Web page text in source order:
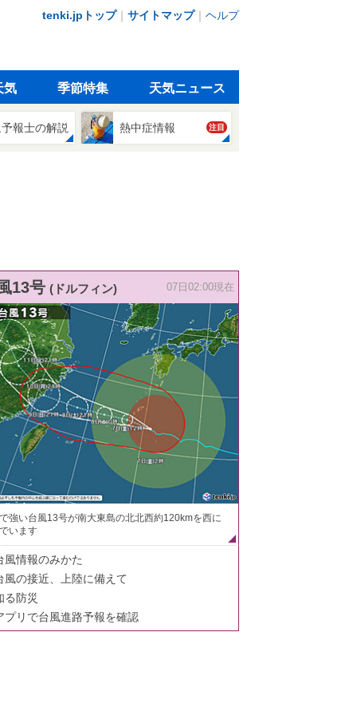
tenki.jpトップ｜ サイトマップ｜ ヘルプ
気 季節特集 天気ニュース
報士の解説 熱中症情報 注目
13号 (ドルフィン) 07日02:00現在
強い台風13号が南大東島の北北西約120kmを西に
います
風情報のみかた
風の接近、上陸に備えて
る防災
プリで台風進路予報を確認